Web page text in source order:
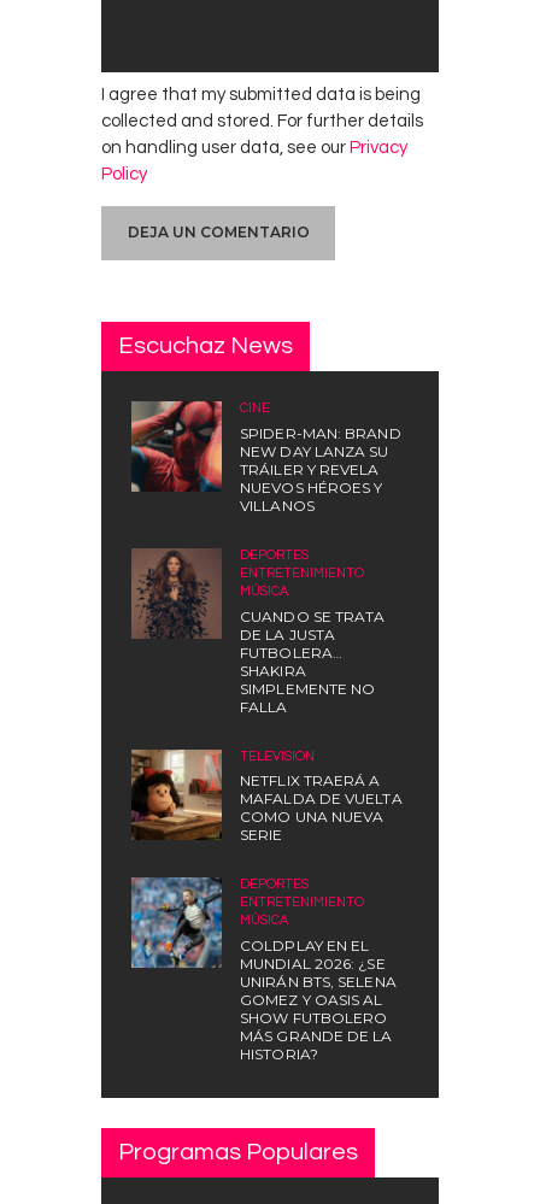
I agree that my submitted data is being
collected and stored. For further details
on handling user data, see our Privacy
Policy
Escuchaz News
CINE
SPIDER-MAN: BRAND
NEW DAY LANZA SU
TRÁILER Y REVELA
NUEVOS HÉROES Y
VILLANOS
DEPORTES
ENTRETENIMIENTO
MÚSICA
CUANDO SE TRATA
DE LA JUSTA
FUTBOLERA…
SHAKIRA
SIMPLEMENTE NO
FALLA
TELEVISIÓN
NETFLIX TRAERÁ A
MAFALDA DE VUELTA
COMO UNA NUEVA
SERIE
DEPORTES
ENTRETENIMIENTO
MÚSICA
COLDPLAY EN EL
MUNDIAL 2026: ¿SE
UNIRÁN BTS, SELENA
GOMEZ Y OASIS AL
SHOW FUTBOLERO
MÁS GRANDE DE LA
HISTORIA?
Programas Populares